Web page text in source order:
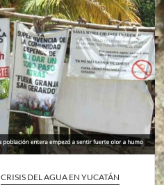
CRISIS DEL AGUA EN YUCATÁN